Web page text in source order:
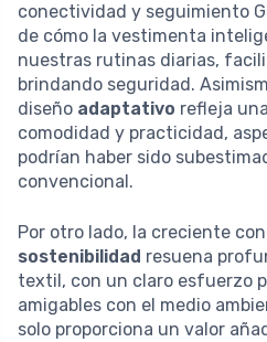
conectividad y seguimiento
de cómo la vestimenta
nuestras rutinas diarias,
brindando seguridad.
diseño adaptativo refleja
comodidad y practicidad,
podrían haber sido
convencional.
Por otro lado, la creciente
sostenibilidad resuena
textil, con un claro esfuerzo
amigables con el medio
solo proporciona un valor